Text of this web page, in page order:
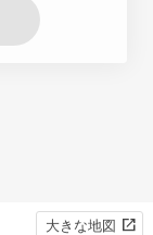
大きな地図